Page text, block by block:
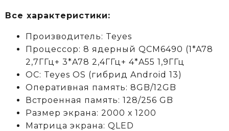
Все характеристики:
Производитель: Teyes
Процессор: 8 ядерный QCM6490 (1*A78
2,7ГГц+ 3*A78 2,4ГГц+ 4*A55 1,9ГГц
ОС: Teyes OS (гибрид Android 13)
Оперативная память: 8GB/12GB
Встроенная память: 128/256 GB
Размер экрана: 2000 х 1200
Матрица экрана: QLED